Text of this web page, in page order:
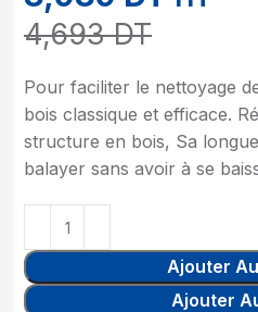
4,693DT
Pour faciliter le nettoyage
bois classique et efficace.
structure en bois, Sa
balayer sans avoir à se
Ajouter
Ajouter